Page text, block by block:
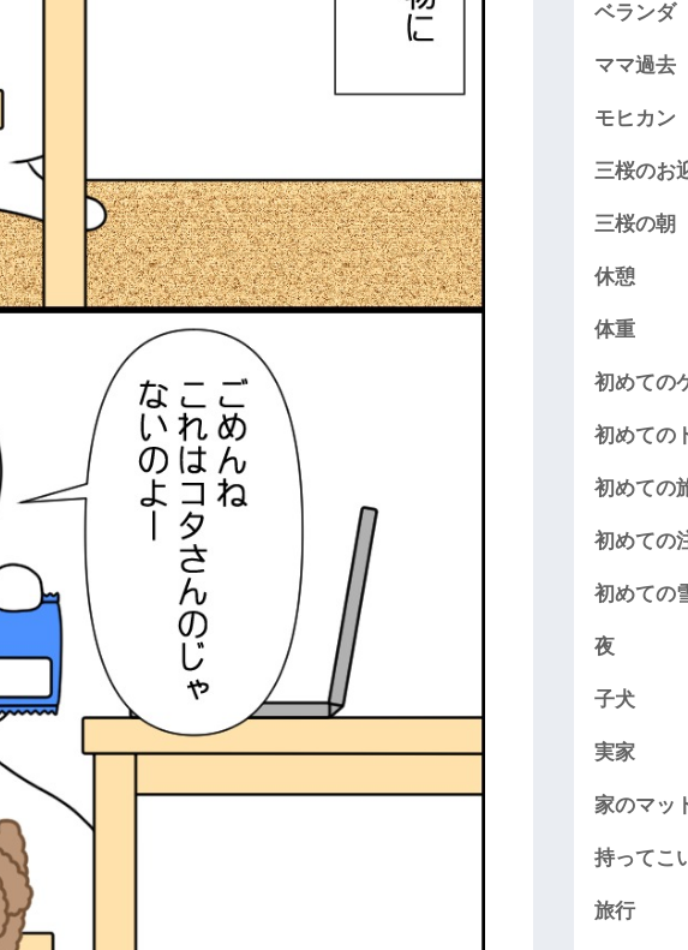
ベランダ
ママ過去
モヒカン
三桜のお
三桜の朝
休憩
体重
初めての
初めての
初めての
初めての
初めての
夜
子犬
実家
家のマッ
持ってこ
旅行